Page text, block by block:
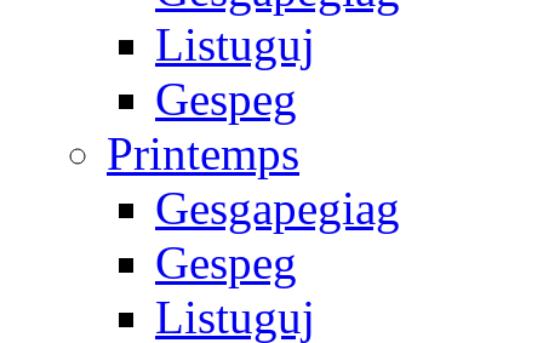
Listuguj
Gespeg
Printemps
Gesgapegiag
Gespeg
Listuguj